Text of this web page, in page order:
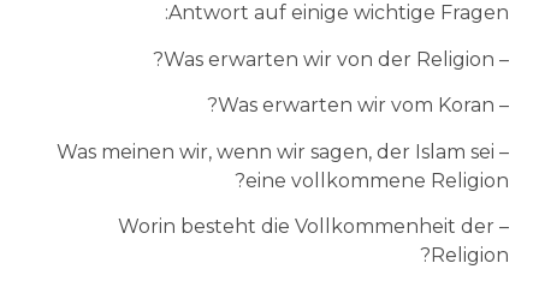
Antwort auf einige wichtige Fragen:
– Was erwarten wir von der Religion?
– Was erwarten wir vom Koran?
– Was meinen wir, wenn wir sagen, der Islam sei
eine vollkommene Religion?
– Worin besteht die Vollkommenheit der
Religion?